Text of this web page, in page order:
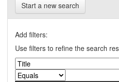
Start a new search
Add filters:
Use filters to refine the search